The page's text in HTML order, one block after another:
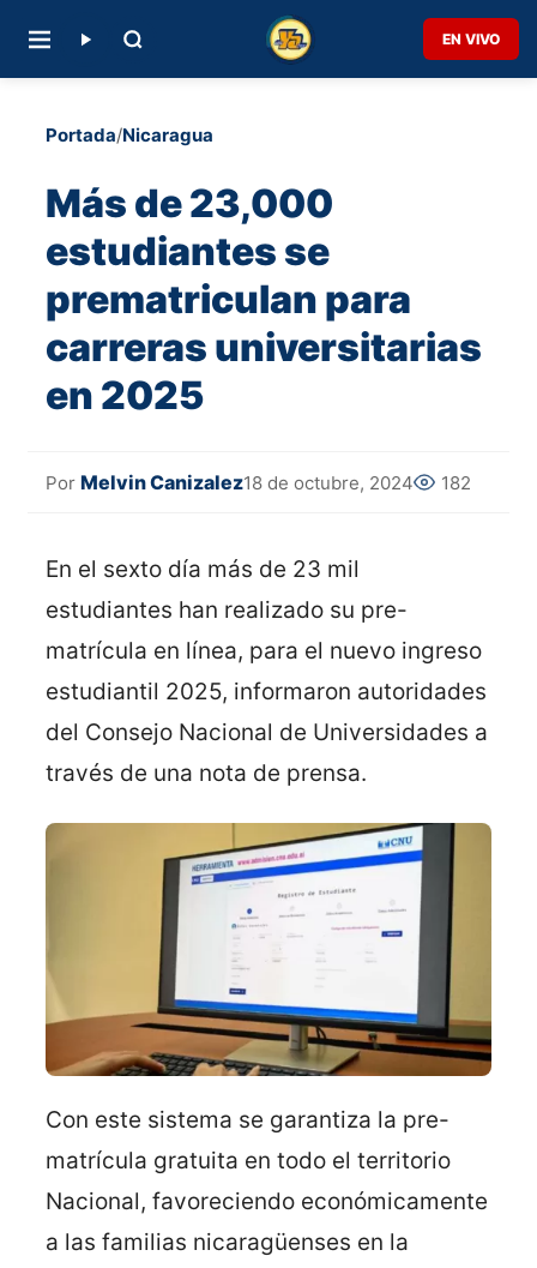
EN VIVO
Portada/Nicaragua
Más de 23,000
estudiantes se
prematriculan para
carreras universitarias
en 2025
Por Melvin Canizalez18 de octubre, 2024 182
En el sexto día más de 23 mil
estudiantes han realizado su pre-
matrícula en línea, para el nuevo ingreso
estudiantil 2025, informaron autoridades
del Consejo Nacional de Universidades a
través de una nota de prensa.
Con este sistema se garantiza la pre-
matrícula gratuita en todo el territorio
Nacional, favoreciendo económicamente
a las familias nicaragüenses en la